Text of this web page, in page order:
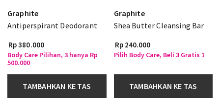
Graphite
Antiperspirant Deodorant
Rp 380.000
Body Care Pilihan, 3 hanya Rp
500.000
TAMBAHKAN KE TAS
Graphite
Shea Butter Cleansing Bar
Rp 240.000
Pilih Body Care, Beli 3 Gratis 1
TAMBAHKAN KE TAS